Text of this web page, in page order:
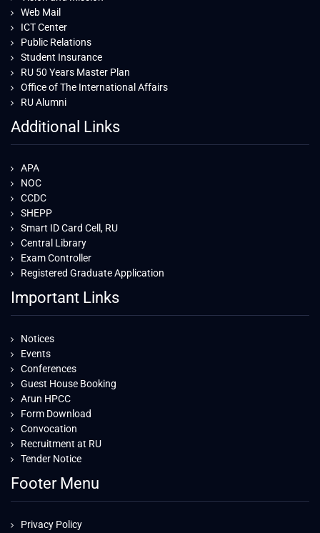
Web Mail
ICT Center
Public Relations
Student Insurance
RU 50 Years Master Plan
Office of The International Affairs
RU Alumni
Additional Links
APA
NOC
CCDC
SHEPP
Smart ID Card Cell, RU
Central Library
Exam Controller
Registered Graduate Application
Important Links
Notices
Events
Conferences
Guest House Booking
Arun HPCC
Form Download
Convocation
Recruitment at RU
Tender Notice
Footer Menu
Privacy Policy